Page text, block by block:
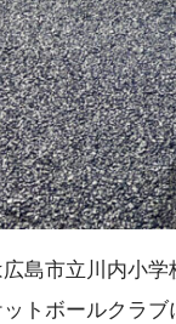
島市立川内小
トボールクラ